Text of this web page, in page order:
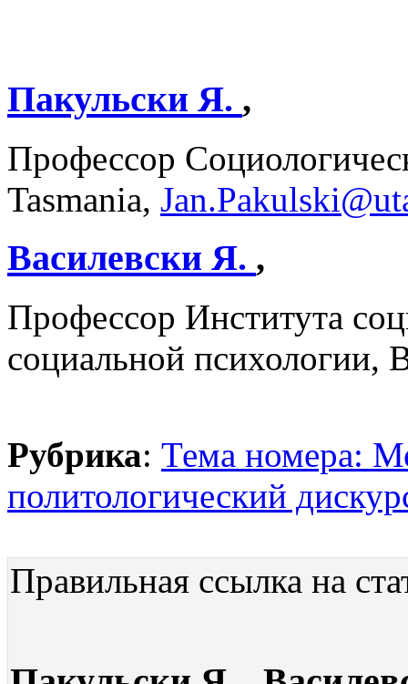
Пакульски Я. ,
Профессор
Tasmania,
Василевски Я. ,
Профессор Института
социальной психологии,
Рубрика: Тема номера:
политологический
Правильная ссылка на